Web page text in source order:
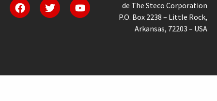
de The Steco Corporation
P.O. Box 2238 – Little Rock,
Arkansas, 72203 – USA